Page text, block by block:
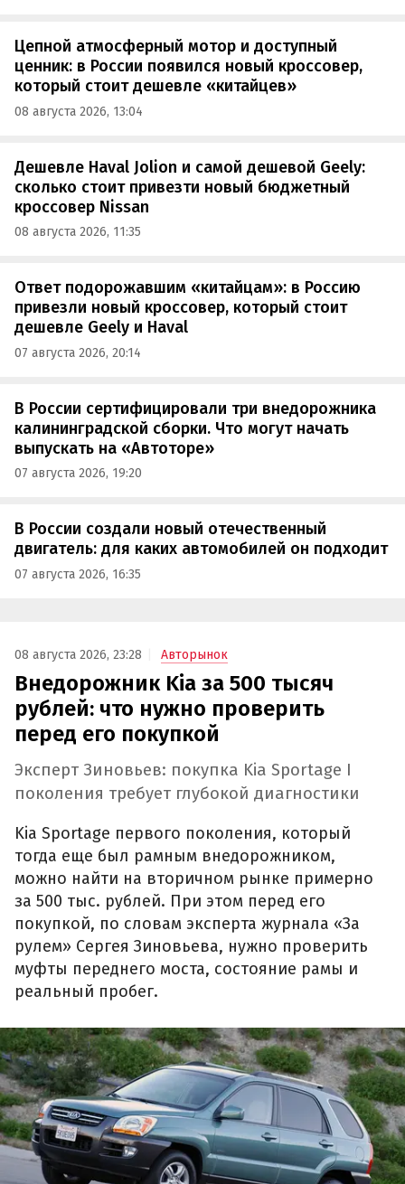
Цепной атмосферный мотор и доступный
ценник: в России появился новый кроссовер,
который стоит дешевле «китайцев»
08 августа 2026, 13:04
Дешевле Haval Jolion и самой дешевой Geely:
сколько стоит привезти новый бюджетный
кроссовер Nissan
08 августа 2026, 11:35
Ответ подорожавшим «китайцам»: в Россию
привезли новый кроссовер, который стоит
дешевле Geely и Haval
07 августа 2026, 20:14
В России сертифицировали три внедорожника
калининградской сборки. Что могут начать
выпускать на «Автоторе»
07 августа 2026, 19:20
В России создали новый отечественный
двигатель: для каких автомобилей он подходит
07 августа 2026, 16:35
08 августа 2026, 23:28 Авторынок
Внедорожник Kia за 500 тысяч
рублей: что нужно проверить
перед его покупкой
Эксперт Зиновьев: покупка Kia Sportage I
поколения требует глубокой диагностики
Kia Sportage первого поколения, который
тогда еще был рамным внедорожником,
можно найти на вторичном рынке примерно
за 500 тыс. рублей. При этом перед его
покупкой, по словам эксперта журнала «За
рулем» Сергея Зиновьева, нужно проверить
муфты переднего моста, состояние рамы и
реальный пробег.